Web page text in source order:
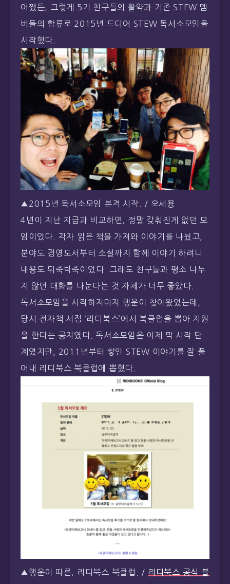
어쨌든, 그렇게 5기 친구들의 활약과 기존 STEW 멤
버들의 합류로 2015년 드디어 STEW 독서소모임을
시작했다.
▲2015년 독서소모임 본격 시작. / 오세용
4년이 지난 지금과 비교하면, 정말 갖춰진게 없던 모
임이었다. 각자 읽은 책을 가져와 이야기를 나눴고,
분야도 경영도서부터 소설까지 함께 이야기 하려니
내용도 뒤죽박죽이었다. 그래도 친구들과 평소 나누
지 않던 대화를 나눈다는 것 자체가 너무 좋았다.
독서소모임을 시작하자마자 행운이 찾아왔었는데,
당시 전자책 서점 ‘리디북스’에서 북클럽을 뽑아 지원
을 한다는 공지였다. 독서소모임은 이제 막 시작 단
계였지만, 2011년부터 쌓인 STEW 이야기를 잘 풀
어내 리디북스 북클럽에 뽑혔다.
▲행운이 따른, 리디북스 북클럽. / 리디북스 공식 블